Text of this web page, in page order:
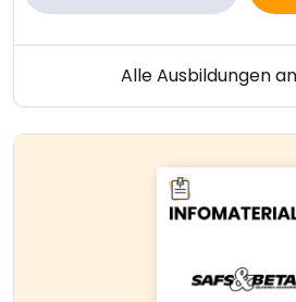
Alle Ausbildungen